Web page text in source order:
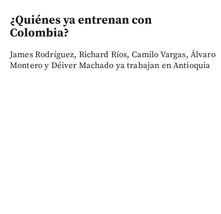
¿Quiénes ya entrenan con
Colombia?
James Rodríguez, Richard Ríos, Camilo Vargas, Álvaro
Montero y Déiver Machado ya trabajan en Antioquia